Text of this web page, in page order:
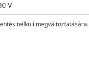
V
nélküli megváltoztatására.